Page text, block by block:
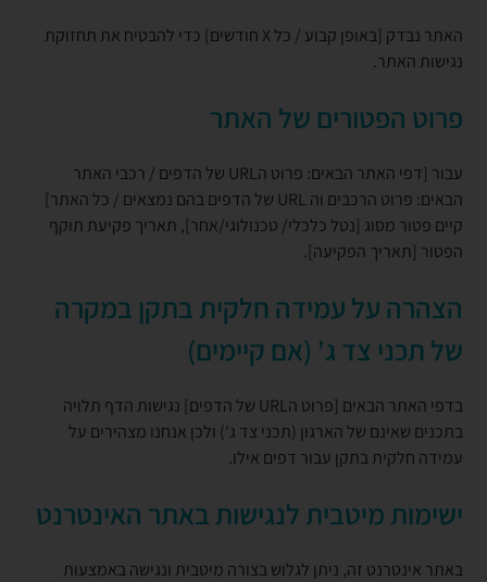
האתר נבדק [באופן קבוע / כל X חודשים] כדי להבטיח את תחזוקת
נגישות האתר.
פרוט הפטורים של האתר
עבור [דפי האתר הבאים: פרוט הURL של הדפים / רכבי האתר
הבאים: פרוט הרכבים וה URL של הדפים בהם נמצאים / כל האתר]
קיים פטור מסוג [נטל כלכלי/ טכנולוגי/אחר], תאריך פקיעת תוקף
הפטור [תאריך הפקיעה].
הצהרה על עמידה חלקית בתקן במקרה
של תכני צד ג' (אם קיימים)
בדפי האתר הבאים [פרוט הURL של הדפים] נגישות הדף תלויה
בתכנים שאינם של הארגון (תכני צד ג') ולכן אנחנו מצהירים על
עמידה חלקית בתקן עבור דפים אילו.
ישימות מיטבית לנגישות באתר האינטרנט
באתר אינטרנט זה, ניתן לגלוש בצורה מיטבית ונגישה באמצעות